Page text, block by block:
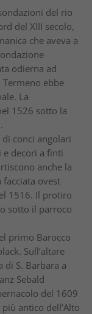
del rio
del XIII secolo,
che aveva a
odierna ad
ebbe
La
1526 sotto la
conci angolari
decori a finti
anche la
ovest
1516. Il protiro
sotto il parroco
primo Barocco
Sull’altare
di S. Barbara a
Sebald
del 1609
antico dell’Alto